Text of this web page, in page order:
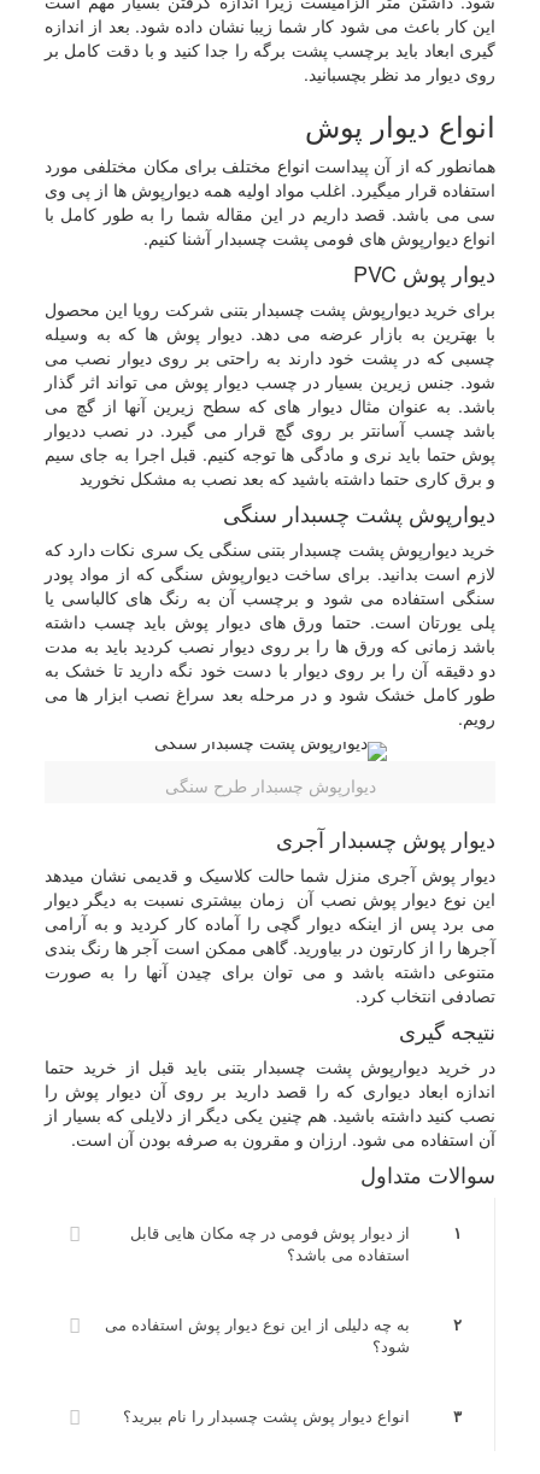
این کار باعث می شود کار شما زیبا نشان داده شود. بعد از اندازه
گیری ابعاد باید برچسب پشت برگه را جدا کنید و با دقت کامل بر
روی دیوار مد نظر بچسبانید.
انواع دیوار پوش
همانطور که از آن پیداست انواع مختلف برای مکان مختلفی مورد
استفاده قرار میگیرد. اغلب مواد اولیه همه دیوارپوش ها از پی وی
سی می باشد. قصد داریم در این مقاله شما را به طور کامل با
انواع دیوارپوش های فومی پشت چسبدار آشنا کنیم.
دیوار پوش PVC
برای خرید دیوارپوش پشت چسبدار بتنی شرکت رویا این محصول
با بهترین به بازار عرضه می دهد. دیوار پوش ها که به وسیله
چسبی که در پشت خود دارند به راحتی بر روی دیوار نصب می
شود. جنس زیرین بسیار در چسب دیوار پوش می تواند اثر گذار
باشد. به عنوان مثال دیوار های که سطح زیرین آنها از گچ می
باشد چسب آسانتر بر روی گچ قرار می گیرد. در نصب ددیوار
پوش حتما باید نری و مادگی ها توجه کنیم. قبل اجرا به جای سیم
و برق کاری حتما داشته باشید که بعد نصب به مشکل نخورید
دیوارپوش پشت چسبدار سنگی
خرید دیوارپوش پشت چسبدار بتنی سنگی یک سری نکات دارد که
لازم است بدانید. برای ساخت دیوارپوش سنگی که از مواد پودر
سنگی استفاده می شود و برچسب آن به رنگ های کالباسی یا
پلی یورتان است. حتما ورق های دیوار پوش باید چسب داشته
باشد زمانی که ورق ها را بر روی دیوار نصب کردید باید به مدت
دو دقیقه آن را بر روی دیوار با دست خود نگه دارید تا خشک به
طور کامل خشک شود و در مرحله بعد سراغ نصب ابزار ها می
رویم.
دیوارپوش چسبدار طرح سنگی
دیوار پوش چسبدار آجری
دیوار پوش آجری منزل شما حالت کلاسیک و قدیمی نشان میدهد
این نوع دیوار پوش نصب آن زمان بیشتری نسبت به دیگر دیوار
می برد پس از اینکه دیوار گچی را آماده کار کردید و به آرامی
آجرها را از کارتون در بیاورید. گاهی ممکن است آجر ها رنگ بندی
متنوعی داشته باشد و می توان برای چیدن آنها را به صورت
تصادفی انتخاب کرد.
نتیجه گیری
در خرید دیوارپوش پشت چسبدار بتنی باید قبل از خرید حتما
اندازه ابعاد دیواری که را قصد دارید بر روی آن دیوار پوش را
نصب کنید داشته باشید. هم چنین یکی دیگر از دلایلی که بسیار از
آن استفاده می شود. ارزان و مقرون به صرفه بودن آن است.
سوالات متداول
۱
از دیوار پوش فومی در چه مکان هایی قابل
استفاده می باشد؟
۲
به چه دلیلی از این نوع دیوار پوش استفاده می
شود؟
۳ انواع دیوار پوش پشت چسبدار را نام ببرید؟